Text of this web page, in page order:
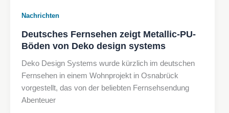
Nachrichten
Deutsches Fernsehen zeigt Metallic-PU-
Böden von Deko design systems
Deko Design Systems wurde kürzlich im deutschen
Fernsehen in einem Wohnprojekt in Osnabrück
vorgestellt, das von der beliebten Fernsehsendung
Abenteuer